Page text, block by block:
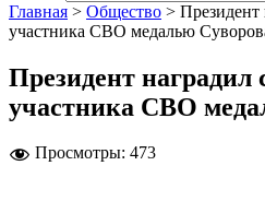
Главная > Общество > Президент
участника СВО медалью
Президент наградил
участника СВО
Просмотры: 473